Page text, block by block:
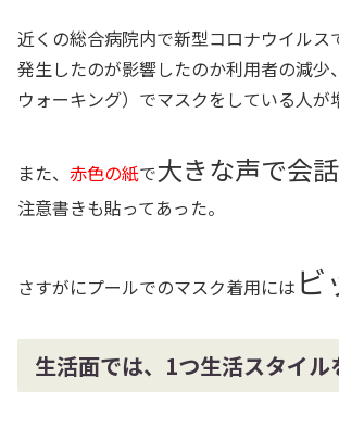
近くの総合病院内で新型コロナウイルス
発生したのが影響したのか利用者の減少
ウォーキング）でマスクをしている人が
また、 赤色の紙で大きな声で会
注意書きも貼ってあった。
さすがにプールでのマスク着用には ビ
生活面では、1つ生活スタイル